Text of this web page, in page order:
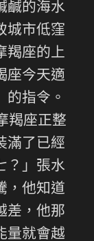
鹹的海水
城市低窪
羯座的上
座今天適
的指令。
羯座正整
滿了已經
？」張水
，他知道
差，他那
量就會越